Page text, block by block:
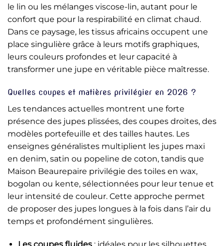
le lin ou les mélanges viscose-lin, autant pour le
confort que pour la respirabilité en climat chaud.
Dans ce paysage, les tissus africains occupent une
place singulière grâce à leurs motifs graphiques,
leurs couleurs profondes et leur capacité à
transformer une jupe en véritable pièce maîtresse.
Quelles coupes et matières privilégier en 2026 ?
Les tendances actuelles montrent une forte
présence des jupes plissées, des coupes droites, des
modèles portefeuille et des tailles hautes. Les
enseignes généralistes multiplient les jupes maxi
en denim, satin ou popeline de coton, tandis que
Maison Beaurepaire privilégie des toiles en wax,
bogolan ou kente, sélectionnées pour leur tenue et
leur intensité de couleur. Cette approche permet
de proposer des jupes longues à la fois dans l’air du
temps et profondément singulières.